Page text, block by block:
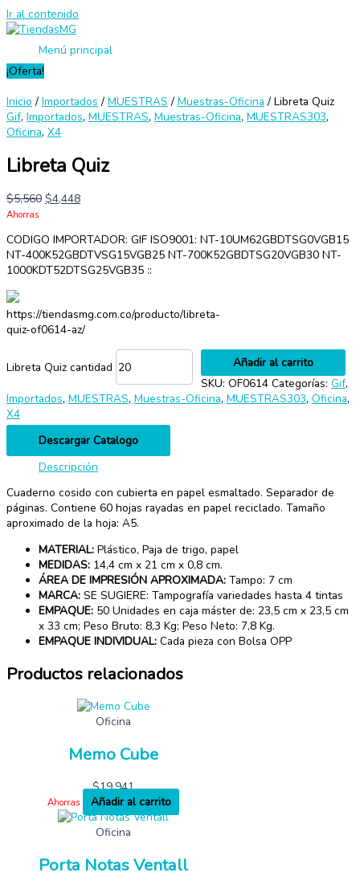
Ir al contenido
Menú principal
¡Oferta!
Inicio / Importados / MUESTRAS / Muestras-Oficina / Libreta Quiz
Gif, Importados, MUESTRAS, Muestras-Oficina, MUESTRAS303,
Oficina, X4
Libreta Quiz
$5,560 $4,448
Ahorras
CODIGO IMPORTADOR: GIF ISO9001: NT-10UM62GBDTSG0VGB15
NT-400K52GBDTVSG15VGB25 NT-700K52GBDTSG20VGB30 NT-
1000KDT52DTSG25VGB35 ::
https://tiendasmg.com.co/producto/libreta-
quiz-of0614-az/
Libreta Quiz cantidad
Añadir al carrito
SKU: OF0614 Categorías: Gif,
Importados, MUESTRAS, Muestras-Oficina, MUESTRAS303, Oficina,
X4
Descargar Catalogo
Descripción
Cuaderno cosido con cubierta en papel esmaltado. Separador de
páginas. Contiene 60 hojas rayadas en papel reciclado. Tamaño
aproximado de la hoja: A5.
MATERIAL: Plástico, Paja de trigo, papel
MEDIDAS: 14,4 cm x 21 cm x 0,8 cm.
ÁREA DE IMPRESIÓN APROXIMADA: Tampo: 7 cm
MARCA: SE SUGIERE: Tampografía variedades hasta 4 tintas
EMPAQUE: 50 Unidades en caja máster de: 23,5 cm x 23,5 cm
x 33 cm; Peso Bruto: 8,3 Kg; Peso Neto: 7,8 Kg.
EMPAQUE INDIVIDUAL: Cada pieza con Bolsa OPP
Productos relacionados
Oficina
Memo Cube
$19,941
Ahorras
Añadir al carrito
Oficina
Porta Notas Ventall